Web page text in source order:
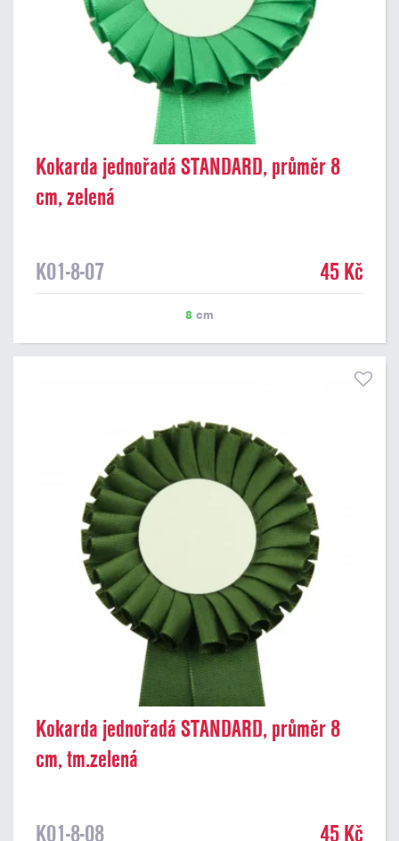
Kokarda jednořadá STANDARD, průměr 8
cm, zelená
K01-8-07 45 Kč
8 cm
Kokarda jednořadá STANDARD, průměr 8
cm, tm.zelená
K01-8-08 45 Kč